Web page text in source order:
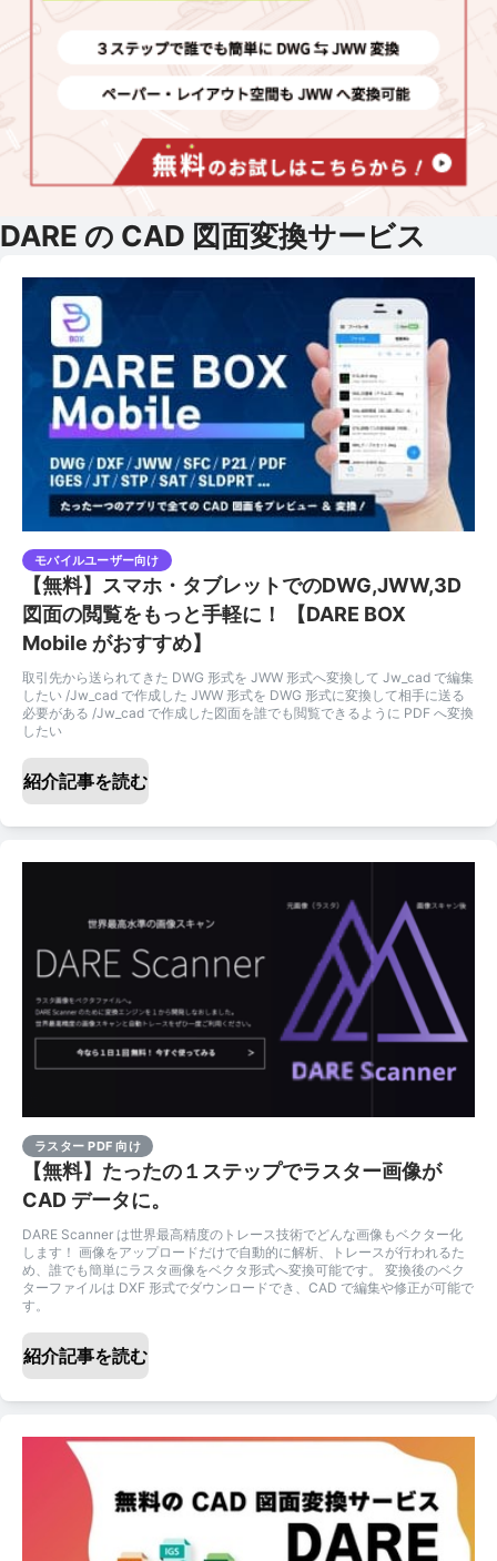
DARE の CAD 図面変換サービス
モバイルユーザー向け
【無料】スマホ・タブレットでのDWG,JWW,3D
図面の閲覧をもっと手軽に！ 【DARE BOX
Mobile がおすすめ】
取引先から送られてきた DWG 形式を JWW 形式へ変換して Jw_cad で編集
したい /Jw_cad で作成した JWW 形式を DWG 形式に変換して相手に送る
必要がある /Jw_cad で作成した図面を誰でも閲覧できるように PDF へ変換
したい
紹介記事を読む
ラスター PDF 向け
【無料】たったの１ステップでラスター画像が
CAD データに。
DARE Scanner は世界最高精度のトレース技術でどんな画像もベクター化
します！ 画像をアップロードだけで自動的に解析、トレースが行われるた
め、誰でも簡単にラスタ画像をベクタ形式へ変換可能です。 変換後のベク
ターファイルは DXF 形式でダウンロードでき、CAD で編集や修正が可能で
す。
紹介記事を読む